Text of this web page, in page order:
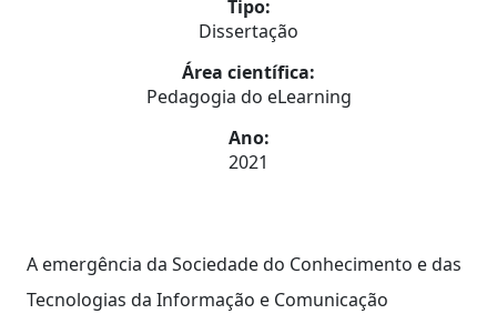
Tipo:
Dissertação
Área científica:
Pedagogia do eLearning
Ano:
2021
A emergência da Sociedade do Conhecimento e das
Tecnologias da Informação e Comunicação